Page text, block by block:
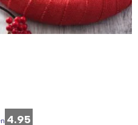
4.95